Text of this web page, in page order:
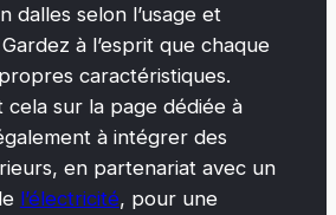
dalles selon l’usage et
à l’esprit que chaque
caractéristiques.
sur la page dédiée à
à intégrer des
en partenariat avec un
l’électricité, pour une